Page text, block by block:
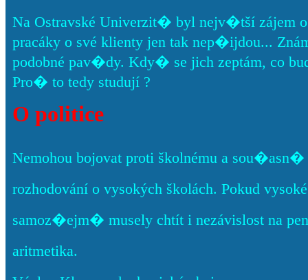
Na Ostravské Univerzit� byl nejv�tší zájem
pracáky o své klienty jen tak nep�ijdou...
podobné pav�dy. Kdy� se jich zeptám, co
Pro� to tedy studují ?
O politice
Nemohou bojovat proti školnému a
rozhodování o vysokých školách. Pokud
samoz�ejm� musely chtít i nezávislost na
aritmetika.